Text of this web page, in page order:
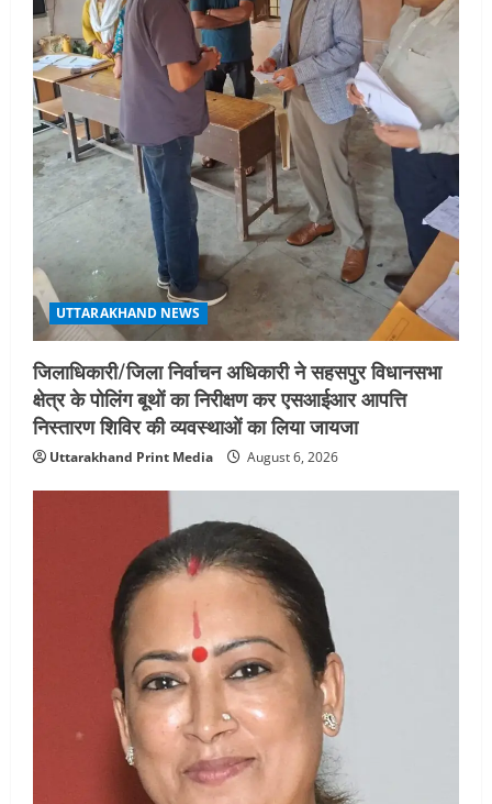
UTTARAKHAND NEWS
जिलाधिकारी/जिला निर्वाचन अधिकारी ने सहसपुर विधानसभा
क्षेत्र के पोलिंग बूथों का निरीक्षण कर एसआईआर आपत्ति
निस्तारण शिविर की व्यवस्थाओं का लिया जायजा
Uttarakhand Print Media August 6, 2026